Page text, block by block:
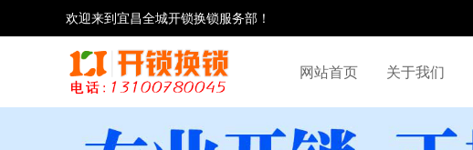
欢迎来到宜昌全城开锁换锁服务部！
网站首页 关于我们